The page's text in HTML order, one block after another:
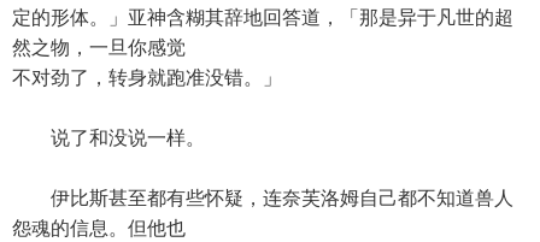
定的形体。」亚神含糊其辞地回答道，「那是异于凡世的超
然之物，一旦你感觉
不对劲了，转身就跑准没错。」
说了和没说一样。
伊比斯甚至都有些怀疑，连奈芙洛姆自己都不知道兽人
怨魂的信息。但他也